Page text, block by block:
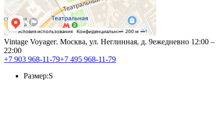
Vintage Voyageг. Москва, ул. Неглинная, д. 9ежедневно 12:00 –
22:00
+7 903 968-11-79+7 495 968-11-79
Размер:S